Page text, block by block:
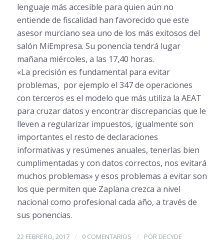
lenguaje más accesible para quien aún no
entiende de fiscalidad han favorecido que este
asesor murciano sea uno de los más exitosos del
salón MiEmpresa. Su ponencia tendrá lugar
mañana miércoles, a las 17,40 horas.
«La precisión es fundamental para evitar
problemas, por ejemplo el 347 de operaciones
con terceros es el modelo que más utiliza la AEAT
para cruzar datos y encontrar discrepancias que le
lleven a regularizar impuestos, igualmente son
importantes el resto de declaraciones
informativas y resúmenes anuales, tenerlas bien
cumplimentadas y con datos correctos, nos evitará
muchos problemas» y esos problemas a evitar son
los que permiten que Zaplana crezca a nivel
nacional como profesional cada año, a través de
sus ponencias.
22 FEBRERO, 2017 / 0 COMENTARIOS / POR DECYDE